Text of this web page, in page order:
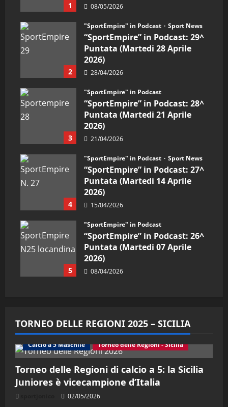
1 08/05/2026
2
"SportEmpire" in Podcast Sport News
“SportEmpire” in Podcast: 29^
Puntata (Martedi 28 Aprile
2026)
28/04/2026
3
"SportEmpire" in Podcast
“SportEmpire” in Podcast: 28^
Puntata (Martedi 21 Aprile
2026)
21/04/2026
4
"SportEmpire" in Podcast Sport News
“SportEmpire” in Podcast: 27^
Puntata (Martedi 14 Aprile
2026)
15/04/2026
5
"SportEmpire" in Podcast
“SportEmpire” in Podcast: 26^
Puntata (Martedi 07 Aprile
2026)
08/04/2026
TORNEO DELLE REGIONI 2025 – SICILIA
Calcio a 5 Maschile Torneo delle Regioni - Sicilia
Torneo delle Regioni di calcio a 5: la Sicilia
Juniores è vicecampione d’Italia
02/05/2026